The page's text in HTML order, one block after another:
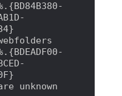
unknown